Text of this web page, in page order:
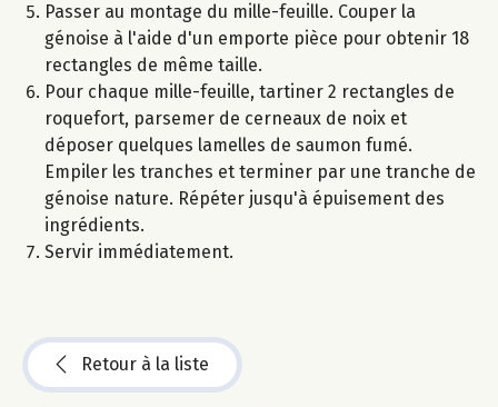
Passer au montage du mille-feuille. Couper la
génoise à l'aide d'un emporte pièce pour obtenir 18
rectangles de même taille.
Pour chaque mille-feuille, tartiner 2 rectangles de
roquefort, parsemer de cerneaux de noix et
déposer quelques lamelles de saumon fumé.
Empiler les tranches et terminer par une tranche de
génoise nature. Répéter jusqu'à épuisement des
ingrédients.
Servir immédiatement.
Retour à la liste